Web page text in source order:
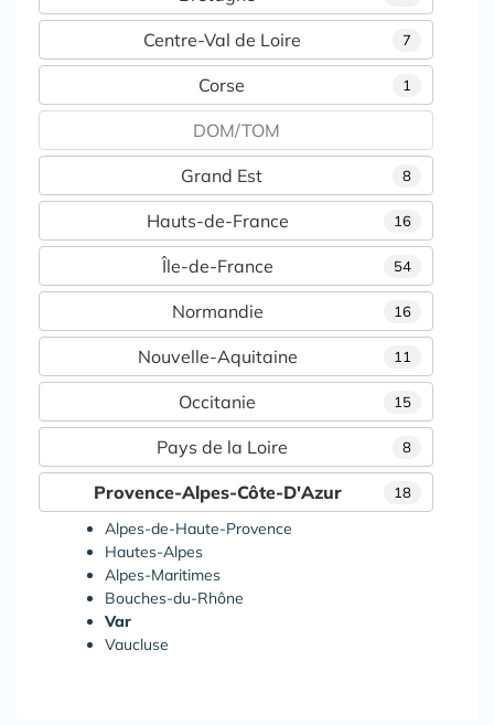
7
Centre-Val de Loire
1
Corse
DOM/TOM
8
Grand Est
16
Hauts-de-France
54
Île-de-France
16
Normandie
11
Nouvelle-Aquitaine
15
Occitanie
8
Pays de la Loire
18
Provence-Alpes-Côte-D'Azur
Alpes-de-Haute-Provence
Hautes-Alpes
Alpes-Maritimes
Bouches-du-Rhône
Var
Vaucluse